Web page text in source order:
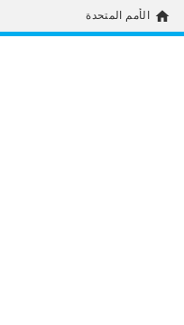
home الأمم المتحدة